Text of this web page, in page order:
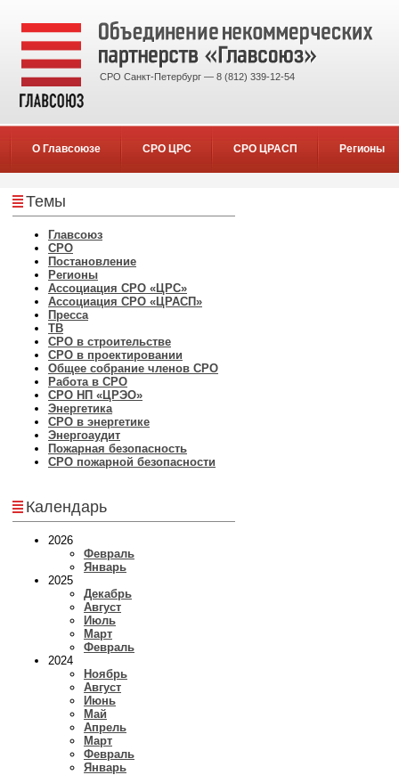
СРО Санкт-Петербург — 8 (812) 339-12-54
О Главсоюзе СРО ЦРС СРО ЦРАСП Регионы
Темы
Главсоюз
СРО
Постановление
Регионы
Ассоциация СРО «ЦРС»
Ассоциация СРО «ЦРАСП»
Пресса
ТВ
СРО в строительстве
СРО в проектировании
Общее собрание членов СРО
Работа в СРО
СРО НП «ЦРЭО»
Энергетика
СРО в энергетике
Энергоаудит
Пожарная безопасность
СРО пожарной безопасности
Календарь
2026
Февраль
Январь
2025
Декабрь
Август
Июль
Март
Февраль
2024
Ноябрь
Август
Июнь
Май
Апрель
Март
Февраль
Январь